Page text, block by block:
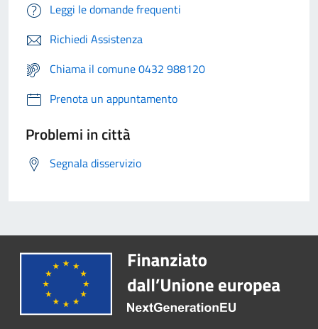
Leggi le domande frequenti
Richiedi Assistenza
Chiama il comune 0432 988120
Prenota un appuntamento
Problemi in città
Segnala disservizio